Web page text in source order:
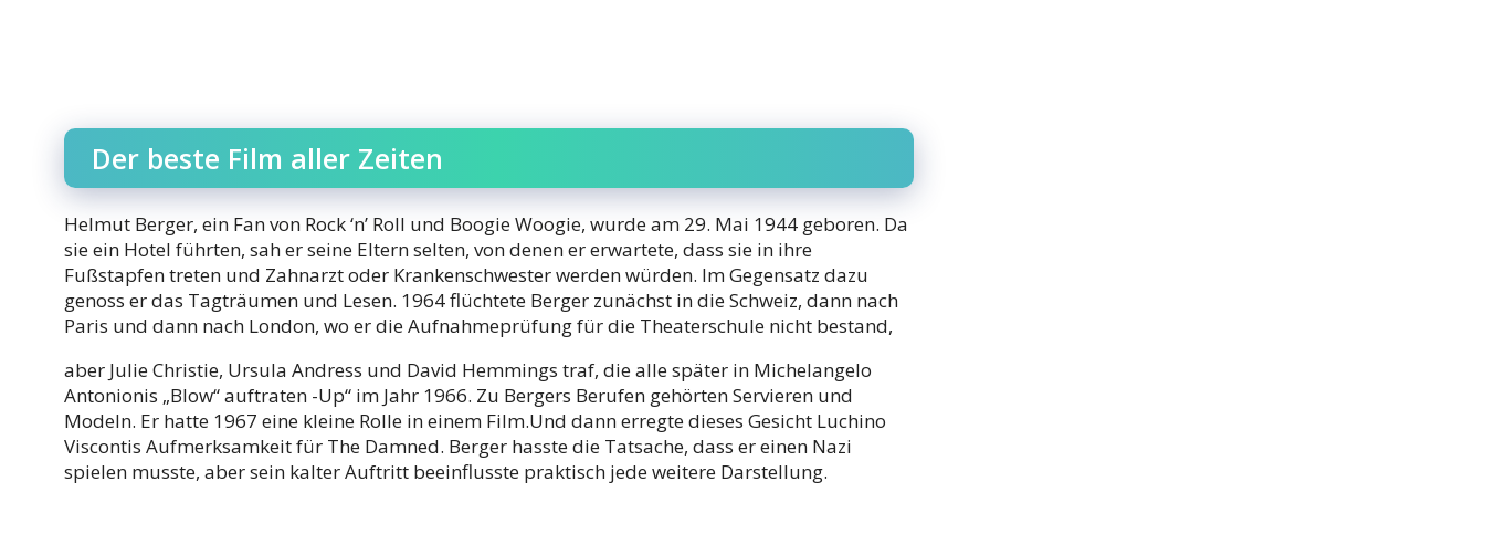
Der beste Film aller Zeiten
Helmut Berger, ein Fan von Rock ‘n’ Roll und Boogie Woogie, wurde am 29. Mai 1944 geboren. Da
sie ein Hotel führten, sah er seine Eltern selten, von denen er erwartete, dass sie in ihre
Fußstapfen treten und Zahnarzt oder Krankenschwester werden würden. Im Gegensatz dazu
genoss er das Tagträumen und Lesen. 1964 flüchtete Berger zunächst in die Schweiz, dann nach
Paris und dann nach London, wo er die Aufnahmeprüfung für die Theaterschule nicht bestand,
aber Julie Christie, Ursula Andress und David Hemmings traf, die alle später in Michelangelo
Antonionis „Blow“ auftraten -Up“ im Jahr 1966. Zu Bergers Berufen gehörten Servieren und
Modeln. Er hatte 1967 eine kleine Rolle in einem Film.Und dann erregte dieses Gesicht Luchino
Viscontis Aufmerksamkeit für The Damned. Berger hasste die Tatsache, dass er einen Nazi
spielen musste, aber sein kalter Auftritt beeinflusste praktisch jede weitere Darstellung.